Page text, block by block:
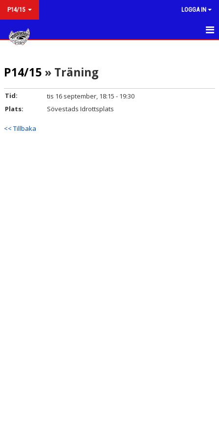
P14/15 LOGGA IN
NYHETER
KALENDER
MATCHER
TRUPPEN
P14/15 » Träning
Tid:
tis 16 september, 18:15 - 19:30
Plats:
Sövestads Idrottsplats
<< Tillbaka